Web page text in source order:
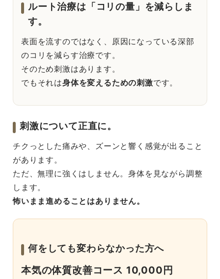
ルート治療は「コリの量」を減らしま
す。
表面を流すのではなく、原因になっている深部
のコリを減らす治療です。
そのため刺激はあります。
でもそれは身体を変えるための刺激です。
刺激について正直に。
チクっとした痛みや、ズーンと響く感覚が出ること
があります。
ただ、無理に強くはしません。身体を見ながら調整
します。
怖いまま進めることはありません。
何をしても変わらなかった方へ
本気の体質改善コース 10,000円